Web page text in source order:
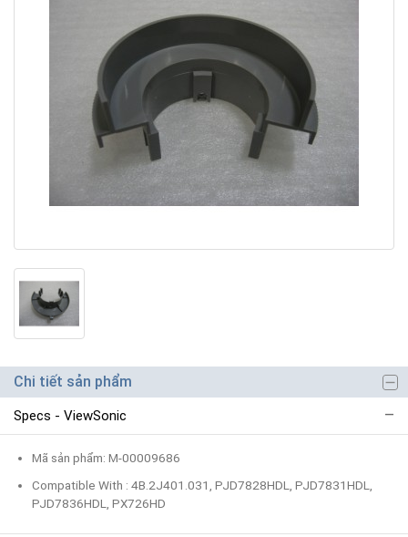
Chi tiết sản phẩm
Specs - ViewSonic
Mã sản phẩm: M-00009686
Compatible With : 4B.2J401.031, PJD7828HDL, PJD7831HDL,
PJD7836HDL, PX726HD